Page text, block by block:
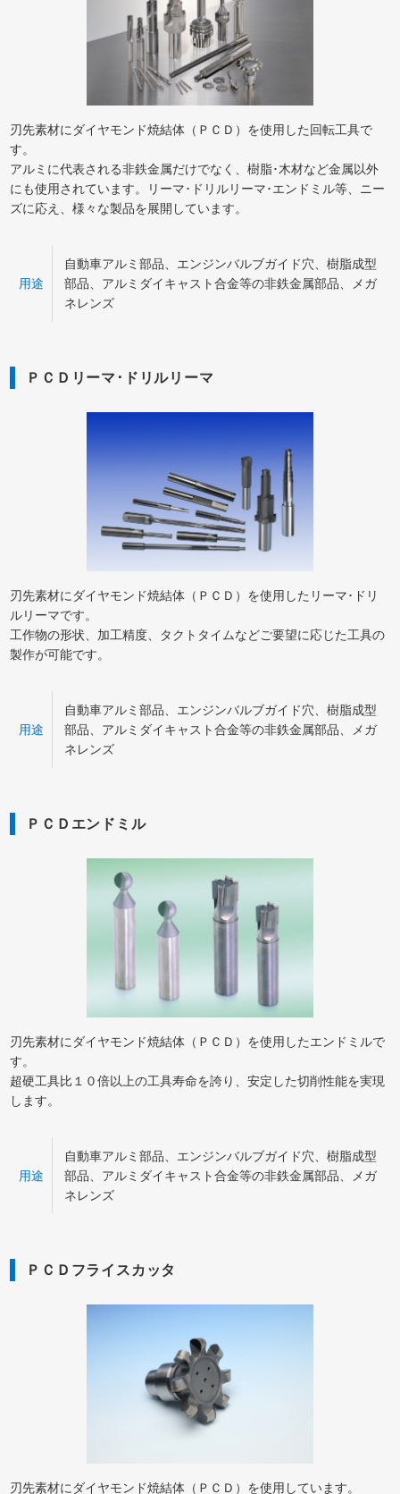
刃先素材にダイヤモンド焼結体（ＰＣＤ）を使用した回転工具で
す。
アルミに代表される非鉄金属だけでなく、樹脂･木材など金属以外
にも使用されています。リーマ･ドリルリーマ･エンドミル等、ニー
ズに応え、様々な製品を展開しています。
用途
自動車アルミ部品、エンジンバルブガイド穴、樹脂成型
部品、アルミダイキャスト合金等の非鉄金属部品、メガ
ネレンズ
ＰＣＤリーマ･ドリルリーマ
刃先素材にダイヤモンド焼結体（ＰＣＤ）を使用したリーマ･ドリ
ルリーマです。
工作物の形状、加工精度、タクトタイムなどご要望に応じた工具の
製作が可能です。
用途
自動車アルミ部品、エンジンバルブガイド穴、樹脂成型
部品、アルミダイキャスト合金等の非鉄金属部品、メガ
ネレンズ
ＰＣＤエンドミル
刃先素材にダイヤモンド焼結体（ＰＣＤ）を使用したエンドミルで
す。
超硬工具比１０倍以上の工具寿命を誇り、安定した切削性能を実現
します。
用途
自動車アルミ部品、エンジンバルブガイド穴、樹脂成型
部品、アルミダイキャスト合金等の非鉄金属部品、メガ
ネレンズ
ＰＣＤフライスカッタ
刃先素材にダイヤモンド焼結体（ＰＣＤ）を使用しています。